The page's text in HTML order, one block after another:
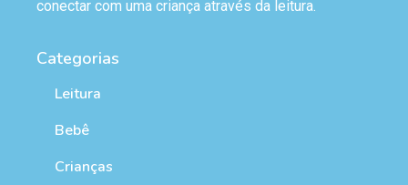
conectar com uma criança através da leitura.
Categorias
Leitura
Bebê
Crianças